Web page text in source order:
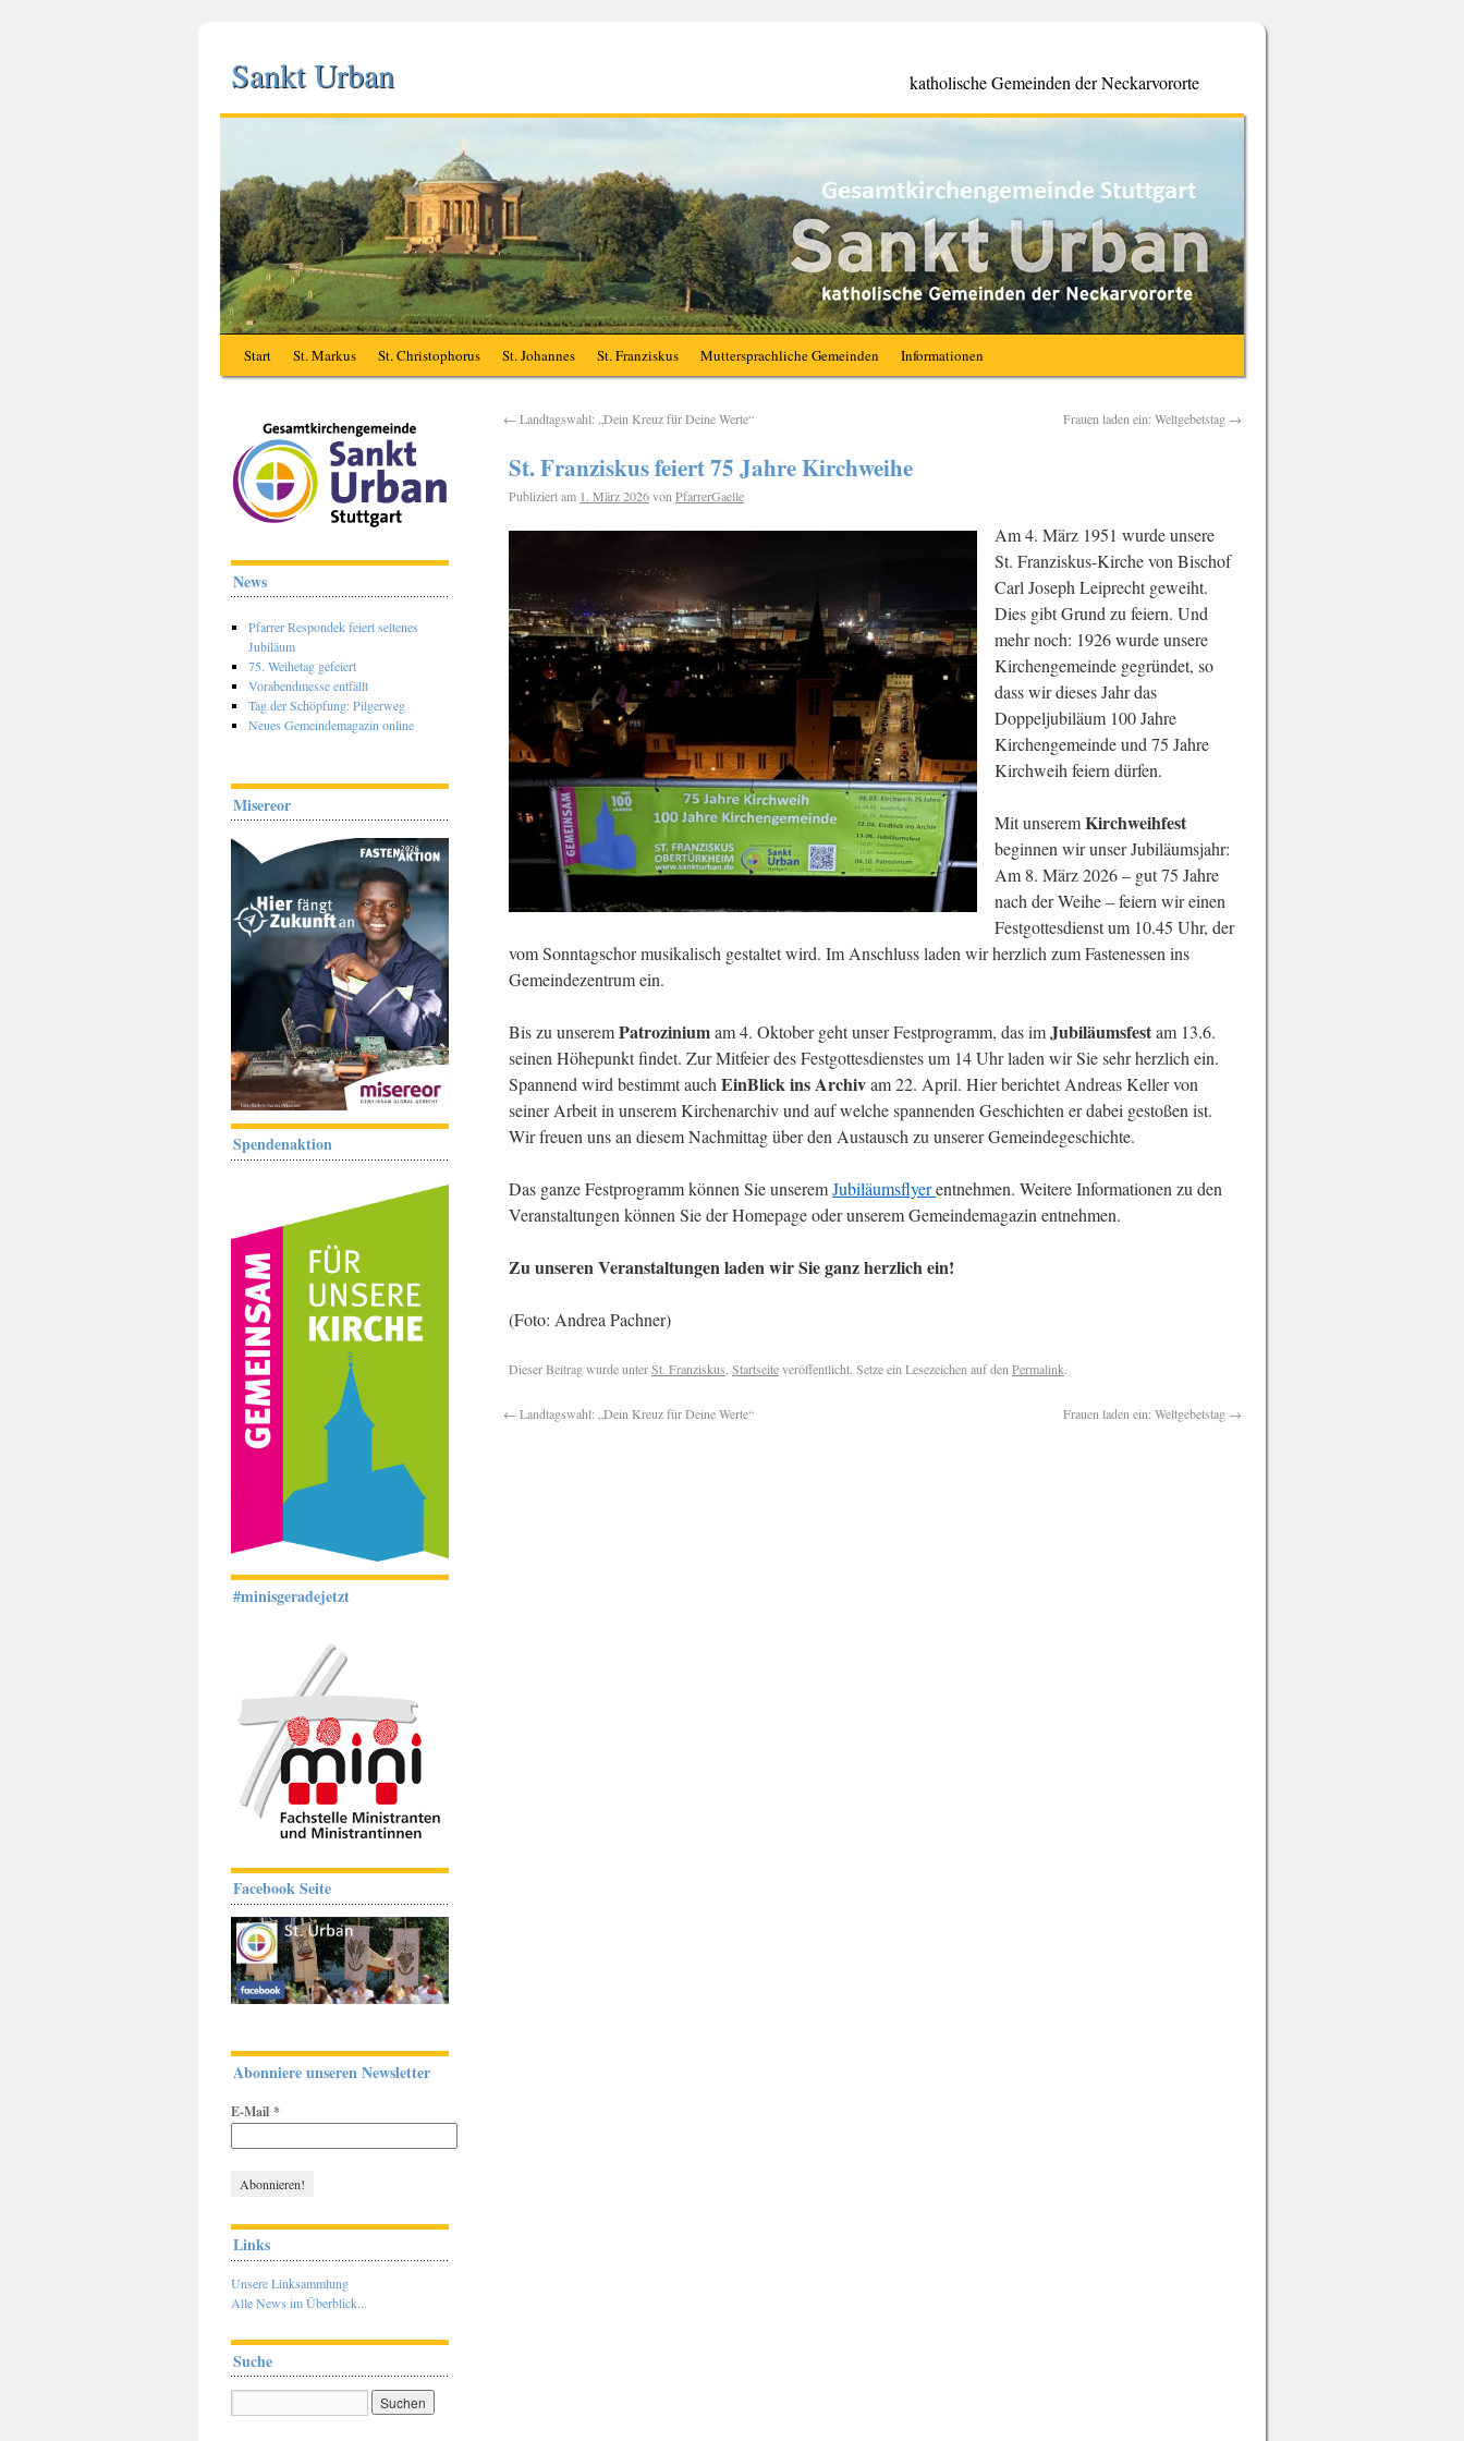
Sankt Urban katholische Gemeinden der Neckarvororte
Start St. Markus St. Christophorus St. Johannes St. Franziskus Muttersprachliche Gemeinden Informationen
← Landtagswahl: „Dein Kreuz für Deine Werte“ Frauen laden ein: Weltgebetstag →
St. Franziskus feiert 75 Jahre Kirchweihe
Publiziert am 1. März 2026von PfarrerGaelle
Am 4. März 1951 wurde unsere
St. Franziskus-Kirche von Bischof
Carl Joseph Leiprecht geweiht.
Dies gibt Grund zu feiern. Und
mehr noch: 1926 wurde unsere
Kirchengemeinde gegründet, so
dass wir dieses Jahr das
Doppeljubiläum 100 Jahre
Kirchengemeinde und 75 Jahre
Kirchweih feiern dürfen.
Mit unseremKirchweihfest
beginnen wir unser Jubiläumsjahr:
Am 8. März 2026 – gut 75 Jahre
nach der Weihe – feiern wir einen
Festgottesdienst um 10.45 Uhr, der
vom Sonntagschor musikalisch gestaltet wird. Im Anschluss laden wir herzlich zum Fastenessen ins
Gemeindezentrum ein.
Bis zu unseremPatroziniumam 4. Oktober geht unser Festprogramm, das imJubiläumsfestam 13.6.
seinen Höhepunkt findet. Zur Mitfeier des Festgottesdienstes um 14 Uhr laden wir Sie sehr herzlich ein.
Spannend wird bestimmt auch EinBlick ins Archivam 22. April. Hier berichtet Andreas Keller von
seiner Arbeit in unserem Kirchenarchiv und auf welche spannenden Geschichten er dabei gestoßen ist.
Wir freuen uns an diesem Nachmittag über den Austausch zu unserer Gemeindegeschichte.
Das ganze Festprogramm können Sie unseremJubiläumsflyerentnehmen. Weitere Informationen zu den
Veranstaltungen können Sie der Homepage oder unserem Gemeindemagazin entnehmen.
Zu unseren Veranstaltungen laden wir Sie ganz herzlich ein!
(Foto: Andrea Pachner)
Dieser Beitrag wurde unterSt. Franziskus Startseiteveröffentlicht. Setze ein Lesezeichen auf den Permalink.
← Landtagswahl: „Dein Kreuz für Deine Werte“ Frauen laden ein: Weltgebetstag →
News
Pfarrer Respondek feiert seltenes
Jubiläum
75. Weihetag gefeiert
Vorabendmesse entfällt
Tag der Schöpfung: Pilgerweg
Neues Gemeindemagazin online
Misereor
Spendenaktion
#minisgeradejetzt
Facebook Seite
Abonniere unseren Newsletter
E-Mail *
Links
Unsere Linksammlung
Alle News im Überblick...
Suche